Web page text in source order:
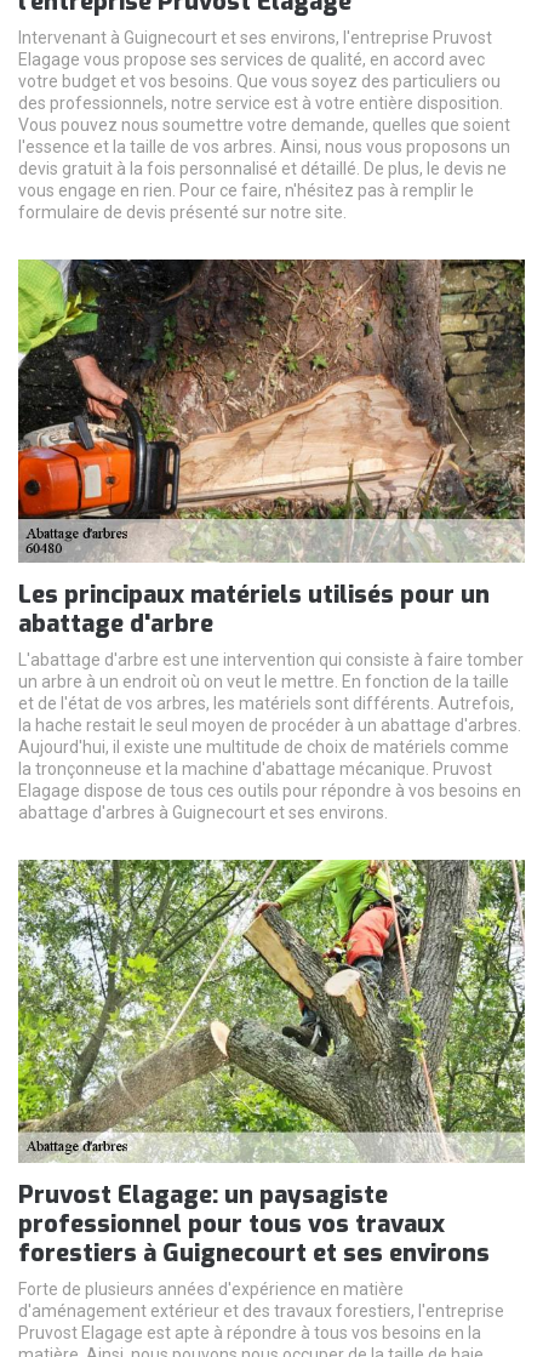
Intervenant à Guignecourt et ses environs, l'entreprise Pruvost
Elagage vous propose ses services de qualité, en accord avec
votre budget et vos besoins. Que vous soyez des particuliers ou
des professionnels, notre service est à votre entière disposition.
Vous pouvez nous soumettre votre demande, quelles que soient
l'essence et la taille de vos arbres. Ainsi, nous vous proposons un
devis gratuit à la fois personnalisé et détaillé. De plus, le devis ne
vous engage en rien. Pour ce faire, n'hésitez pas à remplir le
formulaire de devis présenté sur notre site.
Les principaux matériels utilisés pour un
abattage d'arbre
L'abattage d'arbre est une intervention qui consiste à faire tomber
un arbre à un endroit où on veut le mettre. En fonction de la taille
et de l'état de vos arbres, les matériels sont différents. Autrefois,
la hache restait le seul moyen de procéder à un abattage d'arbres.
Aujourd'hui, il existe une multitude de choix de matériels comme
la tronçonneuse et la machine d'abattage mécanique. Pruvost
Elagage dispose de tous ces outils pour répondre à vos besoins en
abattage d'arbres à Guignecourt et ses environs.
Pruvost Elagage: un paysagiste
professionnel pour tous vos travaux
forestiers à Guignecourt et ses environs
Forte de plusieurs années d'expérience en matière
d'aménagement extérieur et des travaux forestiers, l'entreprise
Pruvost Elagage est apte à répondre à tous vos besoins en la